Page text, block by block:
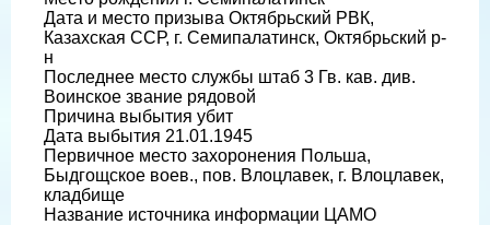
Дата и место призыва Октябрьский РВК,
Казахская ССР, г. Семипалатинск, Октябрьский р-
н
Последнее место службы штаб 3 Гв. кав. див.
Воинское звание рядовой
Причина выбытия убит
Дата выбытия 21.01.1945
Первичное место захоронения Польша,
Быдгощское воев., пов. Влоцлавек, г. Влоцлавек,
кладбище
Название источника информации ЦАМО